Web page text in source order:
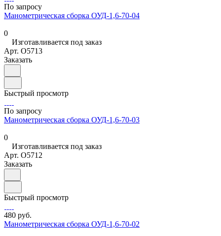
По запросу
Манометрическая сборка ОУД-1,6-70-04
0
Изготавливается под заказ
Арт. O5713
Заказать
Быстрый просмотр
По запросу
Манометрическая сборка ОУД-1,6-70-03
0
Изготавливается под заказ
Арт. O5712
Заказать
Быстрый просмотр
480 руб.
Манометрическая сборка ОУД-1,6-70-02